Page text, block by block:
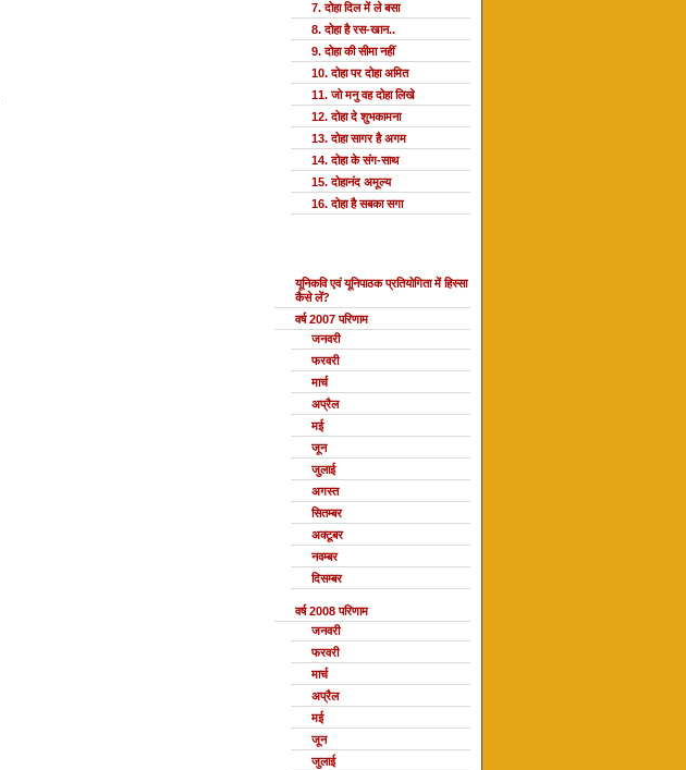
7. दोहा दिल में ले बसा
8. दोहा है रस-खान..
9. दोहा की सीमा नहीं
10. दोहा पर दोहा अमित
11. जो मनु वह दोहा लिखे
12. दोहा दे शुभकामना
13. दोहा सागर है अगम
14. दोहा के संग-साथ
15. दोहानंद अमूल्य
16. दोहा है सबका सगा
यूनिकवि एवं यूनिपाठक प्रतियोगिता में हिस्सा
कैसे लें?
वर्ष 2007 परिणाम
जनवरी
फरवरी
मार्च
अप्रैल
मई
जून
जुलाई
अगस्त
सितम्बर
अक्टूबर
नवम्बर
दिसम्बर
वर्ष 2008 परिणाम
जनवरी
फरवरी
मार्च
अप्रैल
मई
जून
जुलाई